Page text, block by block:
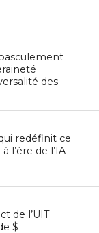
des
redéfinit ce
l’ère de l’IA
de l’UIT
$